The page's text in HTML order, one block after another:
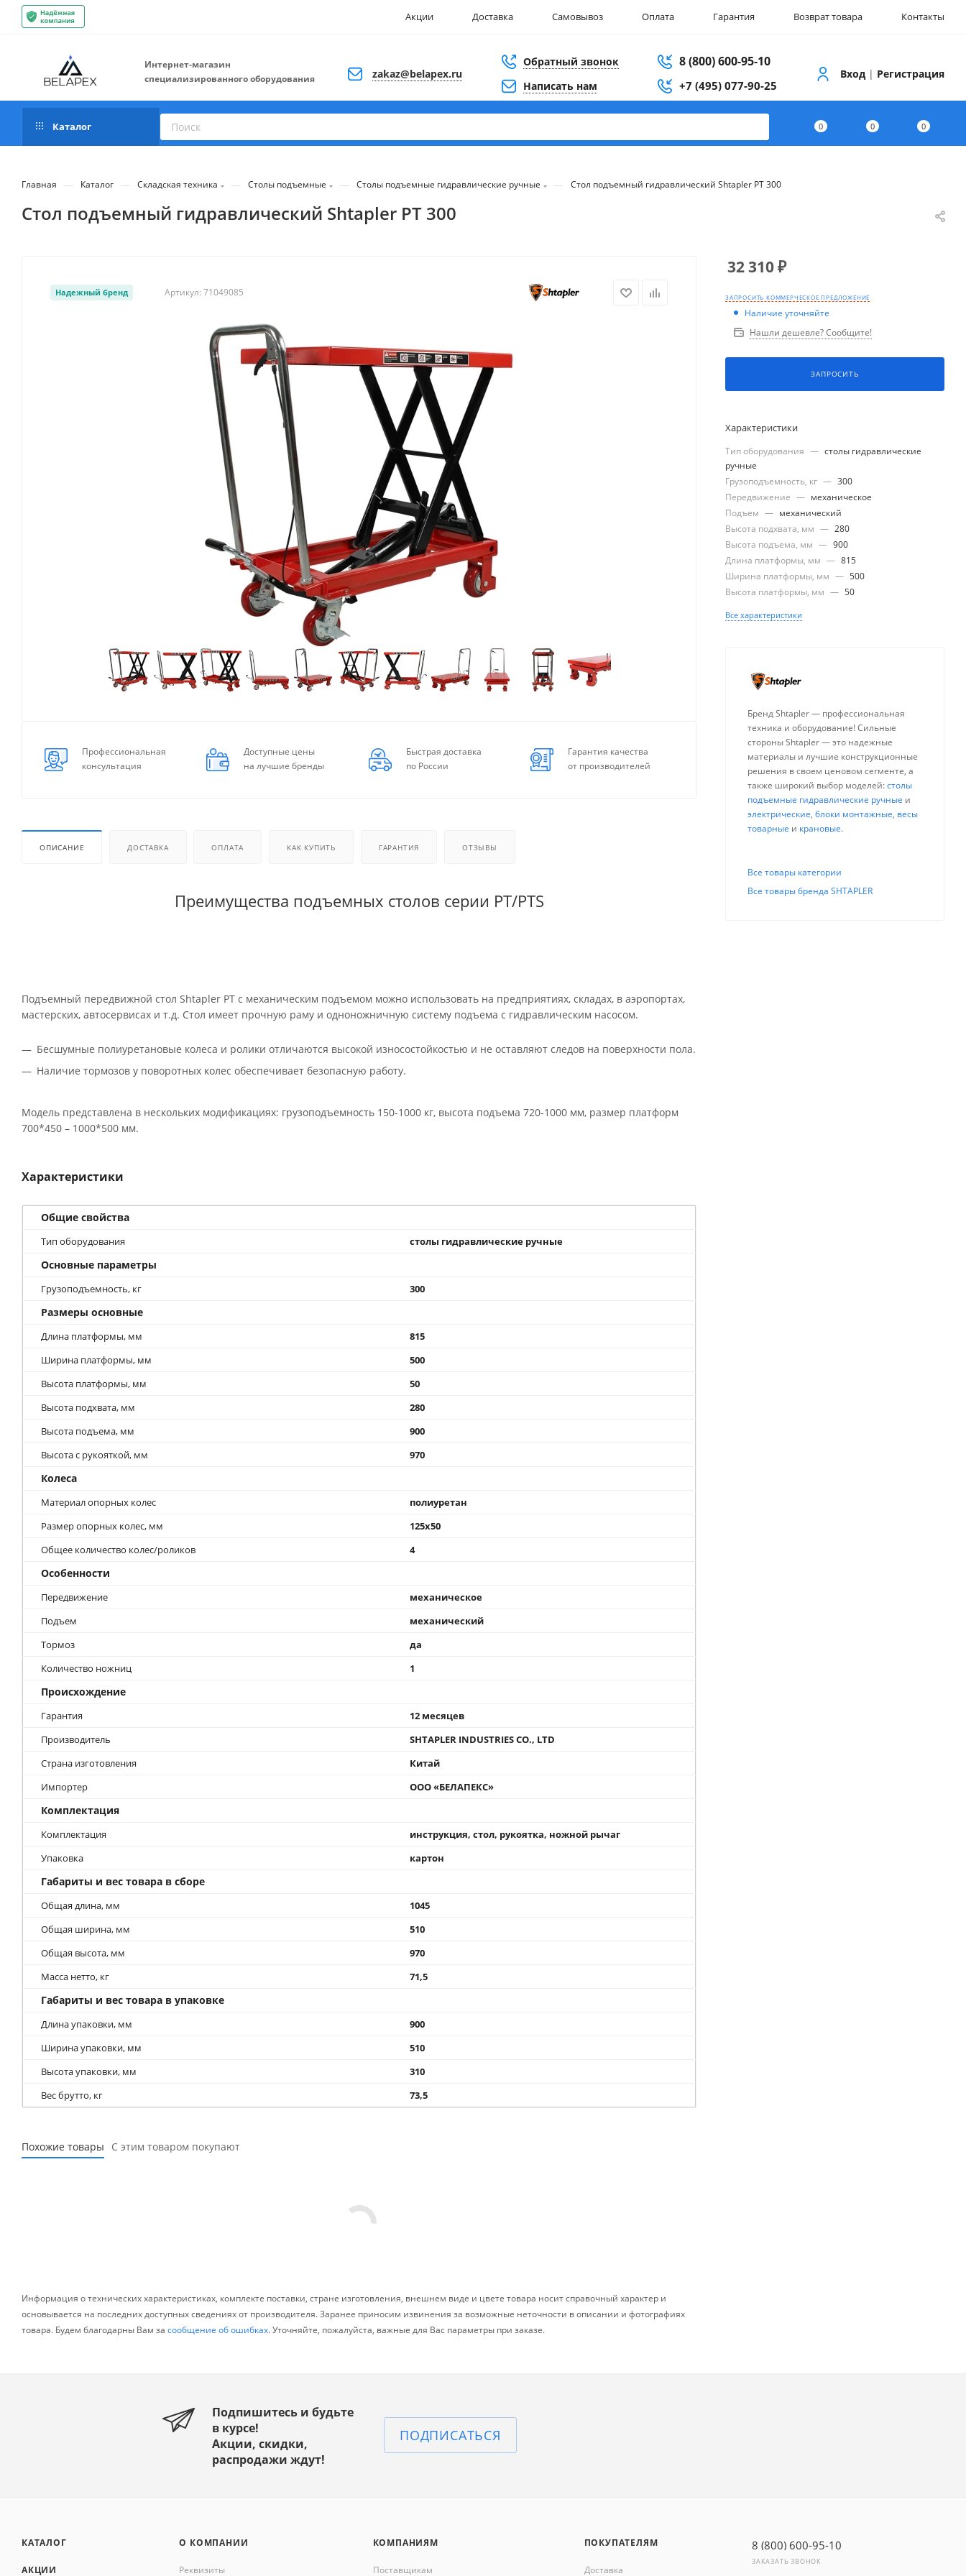
Акции Доставка Самовывоз Оплата Гарантия Возврат товара Контакты
Интернет-магазин
специализированного оборудования
zakaz@belapex.ru
Обратный звонок
Написать нам
8 (800) 600-95-10
+7 (495) 077-90-25
Вход | Регистрация
0 0 0
Каталог
Главная — Каталог — Складская техника — Столы подъемные — Столы подъемные гидравлические ручные — Стол подъемный гидравлический Shtapler PT 300
Стол подъемный гидравлический Shtapler PT 300
Надежный бренд Артикул: 71049085
Профессиональная
консультация
Доступные цены
на лучшие бренды
Быстрая доставка
по России
Гарантия качества
от производителей
ОПИСАНИЕ ДОСТАВКА ОПЛАТА КАК КУПИТЬ ГАРАНТИЯ ОТЗЫВЫ
Преимущества подъемных столов серии PT/PTS
Подъемный передвижной стол Shtapler PT с механическим подъемом можно использовать на предприятиях, складах, в аэропортах,
мастерских, автосервисах и т.д. Стол имеет прочную раму и одноножничную систему подъема с гидравлическим насосом.
Бесшумные полиуретановые колеса и ролики отличаются высокой износостойкостью и не оставляют следов на поверхности пола.
Наличие тормозов у поворотных колес обеспечивает безопасную работу.
Модель представлена в нескольких модификациях: грузоподъемность 150-1000 кг, высота подъема 720-1000 мм, размер платформ
700*450 – 1000*500 мм.
Характеристики
Общие свойства
Тип оборудования столы гидравлические ручные
Основные параметры
Грузоподъемность, кг 300
Размеры основные
Длина платформы, мм
815
Ширина платформы, мм
500
Высота платформы, мм
50
Высота подхвата, мм
280
Высота подъема, мм
900
Высота с рукояткой, мм
970
Колеса
Материал опорных колес
полиуретан
Размер опорных колес, мм
125x50
Общее количество колес/роликов
4
Особенности
Передвижение
механическое
Подъем
механический
Тормоз
да
Количество ножниц
1
Происхождение
Гарантия
12 месяцев
Производитель
SHTAPLER INDUSTRIES CO., LTD
Страна изготовления
Китай
Импортер
ООО «БЕЛАПЕКС»
Комплектация
Комплектация
инструкция, стол, рукоятка, ножной рычаг
Упаковка
картон
Габариты и вес товара в сборе
Общая длина, мм
1045
Общая ширина, мм
510
Общая высота, мм
970
Масса нетто, кг
71,5
Габариты и вес товара в упаковке
Длина упаковки, мм
900
Ширина упаковки, мм
510
Высота упаковки, мм
310
Вес брутто, кг
73,5
Похожие товары С этим товаром покупают
Информация о технических характеристиках, комплекте поставки, стране изготовления, внешнем виде и цвете товара носит справочный характер и
основывается на последних доступных сведениях от производителя. Заранее приносим извинения за возможные неточности в описании и фотографиях
товара. Будем благодарны Вам за сообщение об ошибках. Уточняйте, пожалуйста, важные для Вас параметры при заказе.
32 310₽
ЗАПРОСИТЬ КОММЕРЧЕСКОЕ ПРЕДЛОЖЕНИЕ
Наличие уточняйте
Нашли дешевле? Сообщите!
ЗАПРОСИТЬ
Характеристики
Тип оборудования — столы гидравлические
ручные
Грузоподъемность, кг — 300
Передвижение — механическое
Подъем — механический
Высота подхвата, мм — 280
Высота подъема, мм — 900
Длина платформы, мм — 815
Ширина платформы, мм — 500
Высота платформы, мм — 50
Все характеристики
Бренд Shtapler — профессиональная
техника и оборудование! Сильные
стороны Shtapler — это надежные
материалы и лучшие конструкционные
решения в своем ценовом сегменте, а
также широкий выбор моделей:столы
подъемные гидравлические ручные и
электрические, блоки монтажные, весы
товарные и крановые.
Все товары категории
Все товары бренда SHTAPLER
Подпишитесь и будьте
в курсе!
Акции, скидки,
распродажи ждут!
ПОДПИСАТЬСЯ
КАТАЛОГ
АКЦИИ
О КОМПАНИИ
Реквизиты
КОМПАНИЯМ
Поставщикам
ПОКУПАТЕЛЯМ
Доставка
8 (800) 600-95-10
ЗАКАЗАТЬ ЗВОНОК